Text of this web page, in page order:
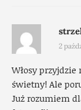
2
Włosy przyjdzie
świetny! Ale
Już rozumiem